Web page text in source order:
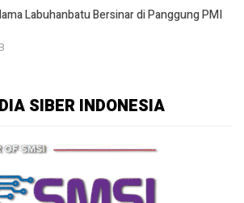
Labuhanbatu Bersinar di Panggung PMI
SIBER INDONESIA